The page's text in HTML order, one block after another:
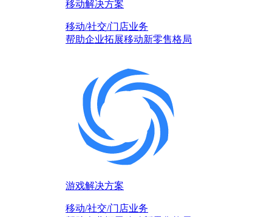
移动解决方案
移动/社交/门店业务
帮助企业拓展移动新零售格局
游戏解决方案
移动/社交/门店业务